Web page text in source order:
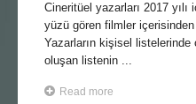
Cineritüel yazarları 2017
yüzü gören filmler
Yazarların kişisel
oluşan listenin ...
Read more